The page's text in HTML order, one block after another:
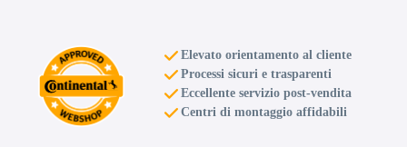
Elevato orientamento al cliente
Processi sicuri e trasparenti
Eccellente servizio post-vendita
Centri di montaggio affidabili